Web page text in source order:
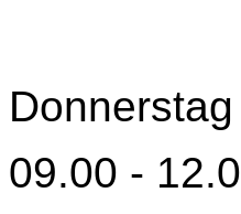
Donnerstag
09.00 -